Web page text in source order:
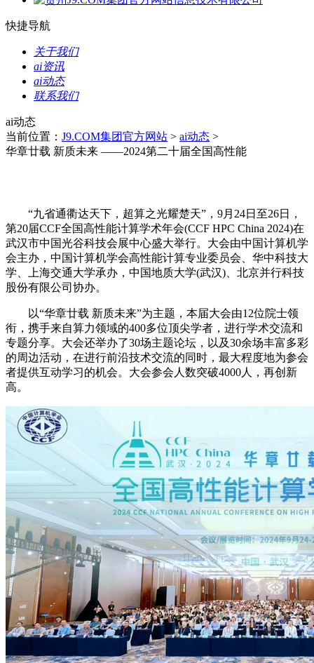
快捷导航
关于我们
ai资讯
ai动态
联系我们
ai动态
当前位置： J9.COM集团官方网站 > ai动态 >
华章廿载 新质未来 ——2024第二十届全国高性能
“九省通衢达天下，超算之光耀楚天”，9月24日至26日，
第20届CCF全国高性能计算学术年会(CCF HPC China 2024)在
武汉市中国光谷科技会展中心盛大举行。大会由中国计算机学
会主办，中国计算机学会高性能计算专业委员会、华中科技大
学、上海交通大学承办，中国地质大学(武汉)、北京并行科技
股份有限公司协办。
以“华章廿载 新质未来”为主题，本届大会由12位院士领
衔，携手来自算力领域的400多位顶尖学者，进行学术交流和
专题分享。大会还举办了30场主题论坛，以及30余场丰富多彩
的周边活动，在进行前沿技术交流的同时，最大程度地为参会
者提供互动学习的机会。大会参会人数突破4000人，再创新
高。